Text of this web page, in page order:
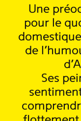
Une
pour le
de
Ses